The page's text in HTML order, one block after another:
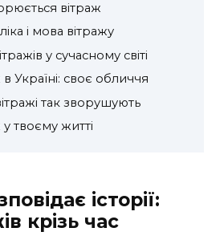
вітраж
і мова вітражу
у сучасному світі
в Україні: своє обличчя
так зворушують
у твоєму житті
історії:
крізь час